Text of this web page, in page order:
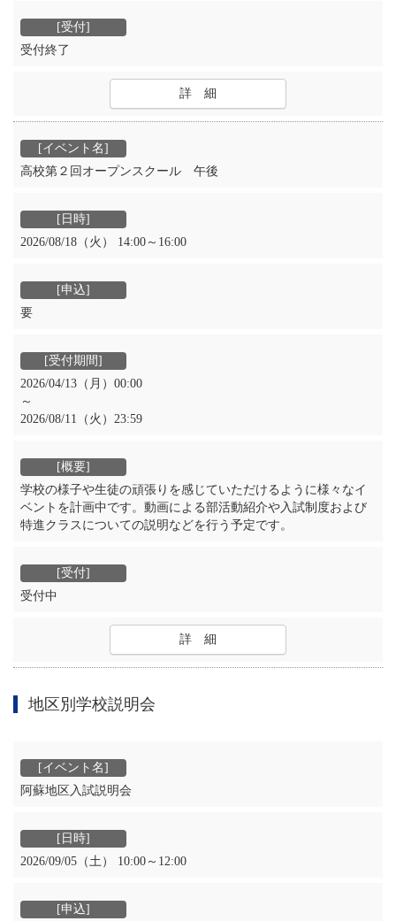
受付終了
詳 細
高校第２回オープンスクール 午後
2026/08/18（火） 14:00～16:00
要
2026/04/13（月）00:00
～
2026/08/11（火）23:59
学校の様子や生徒の頑張りを感じていただけるように様々なイ
ベントを計画中です。動画による部活動紹介や入試制度および
特進クラスについての説明などを行う予定です。
受付中
詳 細
地区別学校説明会
阿蘇地区入試説明会
2026/09/05（土） 10:00～12:00